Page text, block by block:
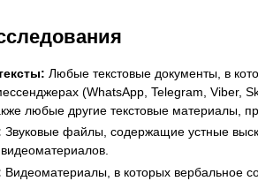
Любые текстовые документы, в
(WhatsApp, Telegram, Viber,
любые другие текстовые материалы,
Звуковые файлы, содержащие устные
Видеоматериалы, в которых вербальное